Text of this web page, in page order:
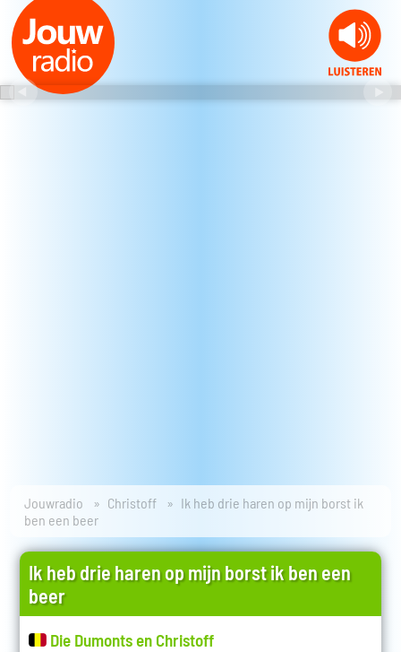
Jouwradio Christoff
Ik heb drie haren op mijn borst ik
ben een beer
Ik heb drie haren op mijn borst ik ben een
beer
Die Dumonts en Christoff